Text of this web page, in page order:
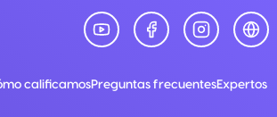
calificamosPreguntas frecuentesExpertos